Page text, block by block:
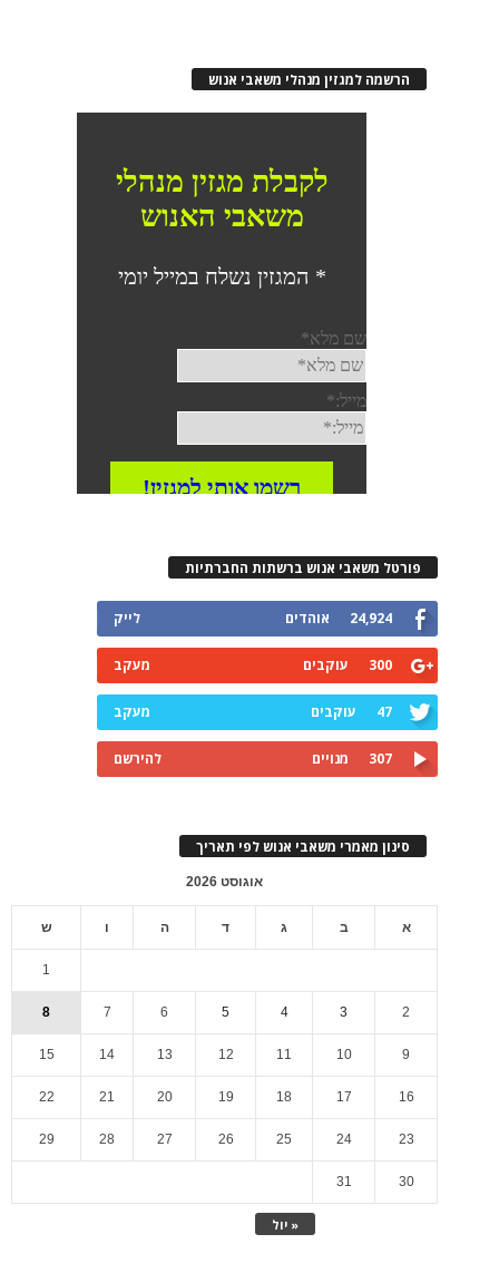
הרשמה למגזין מנהלי משאבי אנוש
פורטל משאבי אנוש ברשתות החברתיות
24,924 אוהדים לייק
300 עוקבים מעקב
47 עוקבים מעקב
307 מנויים להירשם
סינון מאמרי משאבי אנוש לפי תאריך
אוגוסט 2026
א ב ג ד ה ו ש
« יול
1
2
3
4
5
6
7
8
9
10
11
12
13
14
15
16
17
18
19
20
21
22
23
24
25
26
27
28
29
30
31